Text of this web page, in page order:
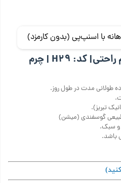
کفش کتانی طبی مردانه چرم راحتی| کد: H۲۹ | چرم
طولانی مدت در طول روز.
تبریز).
گوسفندی (میشن)
باشد.